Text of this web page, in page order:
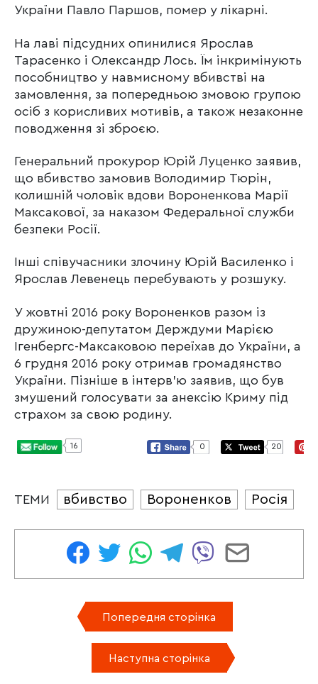
України Павло Паршов, помер у лікарні.
На лаві підсудних опинилися Ярослав
Тарасенко і Олександр Лось. Їм інкримінують
пособництво у навмисному вбивстві на
замовлення, за попередньою змовою групою
осіб з корисливих мотивів, а також незаконне
поводження зі зброєю.
Генеральний прокурор Юрій Луценко заявив,
що вбивство замовив Володимир Тюрін,
колишній чоловік вдови Вороненкова Марії
Максакової, за наказом Федеральної служби
безпеки Росії.
Інші співучасники злочину Юрій Василенко і
Ярослав Левенець перебувають у розшуку.
У жовтні 2016 року Вороненков разом із
дружиною-депутатом Держдуми Марією
Ігенбергс-Максаковою переїхав до України, а
6 грудня 2016 року отримав громадянство
України. Пізніше в інтерв’ю заявив, що був
змушений голосувати за анексію Криму під
страхом за свою родину.
16 0 20
ТЕМИ вбивство Вороненков Росія
Попередня сторінка
Наступна сторінка